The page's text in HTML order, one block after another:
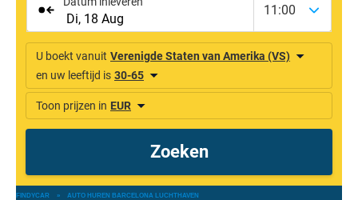
FINDYCAR » AUTO HUREN BARCELONA LUCHTHAVEN